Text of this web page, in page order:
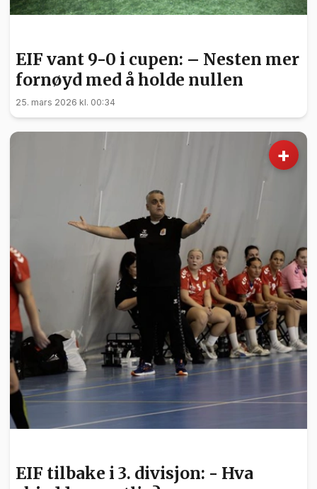
EIF vant 9-0 i cupen: – Nesten mer
fornøyd med å holde nullen
25. mars 2026 kl. 00:34
+
EIF tilbake i 3. divisjon: - Hva